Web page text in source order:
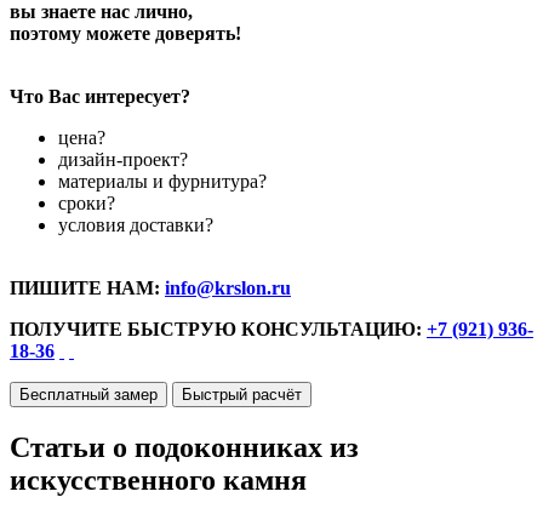
вы знаете нас лично,
поэтому можете доверять!
Что Вас интересует?
цена?
дизайн-проект?
материалы и фурнитура?
сроки?
условия доставки?
ПИШИТЕ НАМ: info@krslon.ru
ПОЛУЧИТЕ БЫСТРУЮ КОНСУЛЬТАЦИЮ: +7 (921) 936-
18-36
Бесплатный замер Быстрый расчёт
Статьи о подоконниках из
искусственного камня